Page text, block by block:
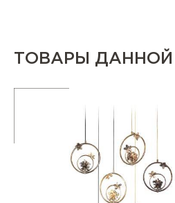
ТОВАРЫ ДАННОЙ